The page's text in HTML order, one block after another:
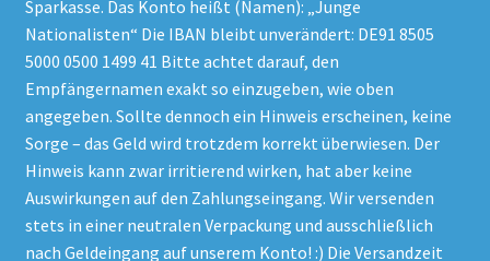
Sparkasse. Das Konto heißt (Namen): „Junge
Nationalisten“ Die IBAN bleibt unverändert: DE91 8505
5000 0500 1499 41 Bitte achtet darauf, den
Empfängernamen exakt so einzugeben, wie oben
angegeben. Sollte dennoch ein Hinweis erscheinen, keine
Sorge – das Geld wird trotzdem korrekt überwiesen. Der
Hinweis kann zwar irritierend wirken, hat aber keine
Auswirkungen auf den Zahlungseingang. Wir versenden
stets in einer neutralen Verpackung und ausschließlich
nach Geldeingang auf unserem Konto! :) Die Versandzeit
Impressum
Datenschutzerklärung
AGB